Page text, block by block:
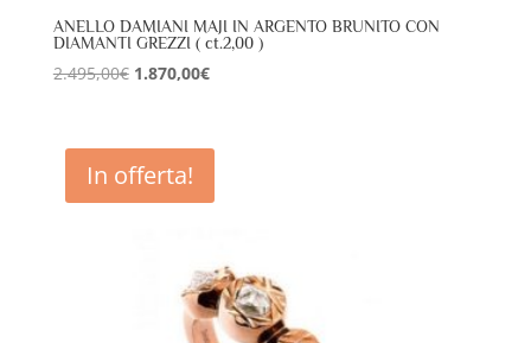
ANELLO DAMIANI MAJI IN ARGENTO BRUNITO CON
DIAMANTI GREZZI ( ct.2,00 )
2.495,00€ Il
era:
2.495,00€.
1.870,00€Il
è:
In offerta!